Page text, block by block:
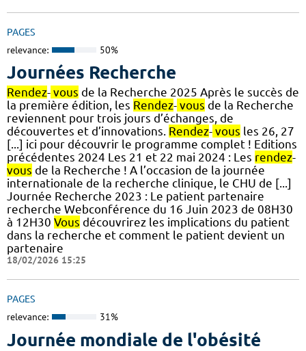
PAGES
relevance: 50%
Journées Recherche
Rendez- vous de la Recherche 2025 Après le succès de
la première édition, les Rendez- vous de la Recherche
reviennent pour trois jours d’échanges, de
découvertes et d’innovations. Rendez- vous les 26, 27
[...] ici pour découvrir le programme complet ! Editions
précédentes 2024 Les 21 et 22 mai 2024 : Les rendez-
vous de la Recherche ! A l’occasion de la journée
internationale de la recherche clinique, le CHU de [...]
Journée Recherche 2023 : Le patient partenaire
recherche Webconférence du 16 Juin 2023 de 08H30
à 12H30 Vous découvrirez les implications du patient
dans la recherche et comment le patient devient un
partenaire
18/02/2026 15:25
PAGES
relevance: 31%
Journée mondiale de l'obésité